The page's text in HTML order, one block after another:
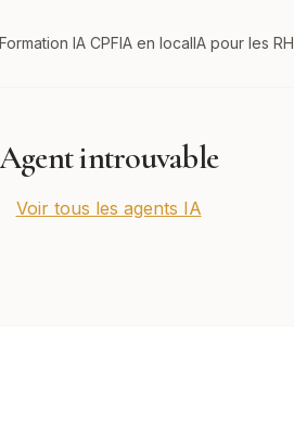
Formation IA CPFIA en localIA pour les RH
Agent introuvable
Voir tous les agents IA